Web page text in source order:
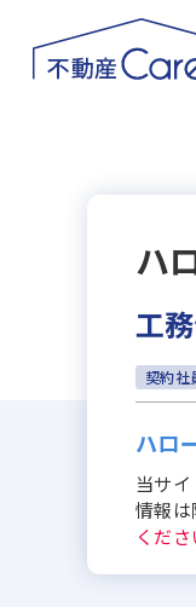
ハ
工
契約社
ハロ
当サ
情報は
くださ